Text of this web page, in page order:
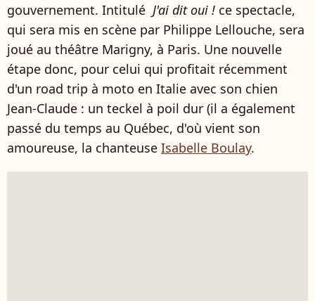
gouvernement. Intitulé J'ai dit oui ! ce spectacle,
qui sera mis en scène par Philippe Lellouche, sera
joué au théâtre Marigny, à Paris. Une nouvelle
étape donc, pour celui qui profitait récemment
d'un road trip à moto en Italie avec son chien
Jean-Claude : un teckel à poil dur (il a également
passé du temps au Québec, d'où vient son
amoureuse, la chanteuse Isabelle Boulay.